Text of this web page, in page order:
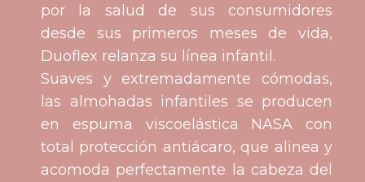
por la salud de sus consumidores
desde sus primeros meses de vida,
Duoflex relanza su línea infantil.
Suaves y extremadamente cómodas,
las almohadas infantiles se producen
en espuma viscoelástica NASA con
total protección antiácaro, que alinea y
acomoda perfectamente la cabeza del